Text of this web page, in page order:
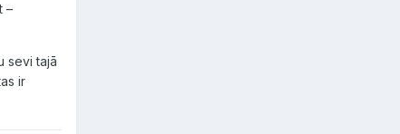
–
sevi tajā
ir